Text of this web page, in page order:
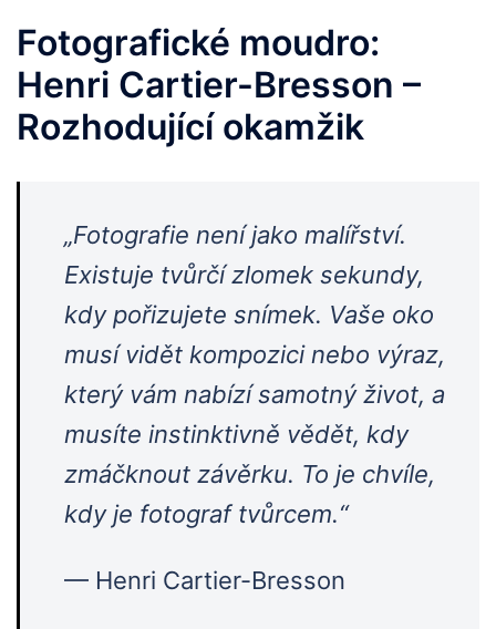
Fotografické moudro:
Henri Cartier-Bresson –
Rozhodující okamžik
„Fotografie není jako malířství.
Existuje tvůrčí zlomek sekundy,
kdy pořizujete snímek. Vaše oko
musí vidět kompozici nebo výraz,
který vám nabízí samotný život, a
musíte instinktivně vědět, kdy
zmáčknout závěrku. To je chvíle,
kdy je fotograf tvůrcem.“
— Henri Cartier-Bresson